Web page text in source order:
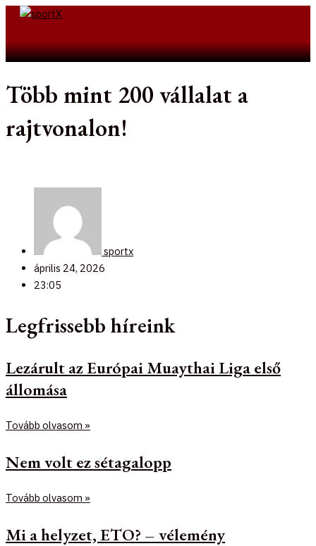
Skip
Több mint 200 vállalat a
rajtvonalon!
sportx
április 24, 2026
23:05
Legfrissebb híreink
Lezárult az Európai Muaythai Liga első
állomása
Tovább olvasom »
Nem volt ez sétagalopp
Tovább olvasom »
Mi a helyzet, ETO? – vélemény